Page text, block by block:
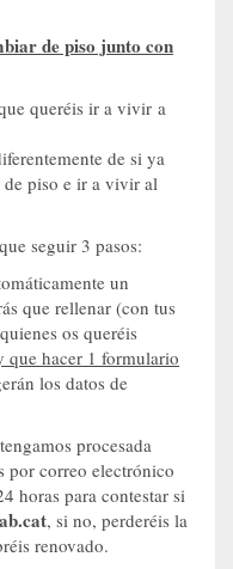
de piso junto con
queréis ir a vivir a
de si ya
piso e ir a vivir al
seguir 3 pasos:
un
que rellenar (con tus
os queréis
que hacer 1 formulario
los datos de
procesada
por correo electrónico
horas para contestar si
, si no, perderéis la
renovado.